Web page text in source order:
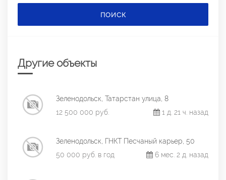
ПОИСК
Другие объекты
Зеленодольск, Татарстан улица, 8
12 500 000 руб.
1 д. 21 ч. назад
Зеленодольск, ГНКТ Песчаный карьер, 50
50 000 руб. в год
6 мес. 2 д. назад